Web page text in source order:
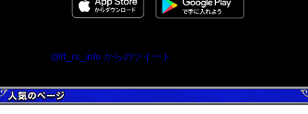
@ff_rk_info からのツイート